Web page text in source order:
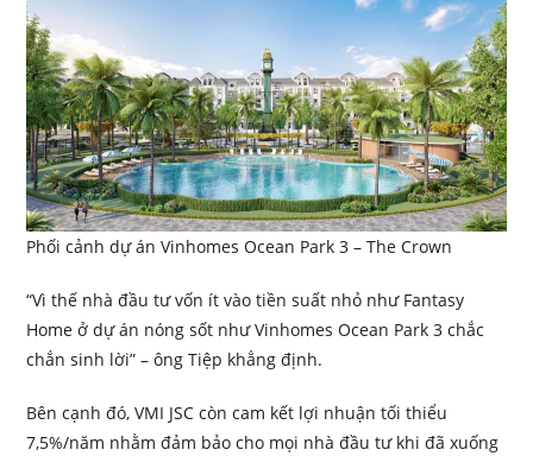
Phối cảnh dự án Vinhomes Ocean Park 3 – The Crown
“Vì thế nhà đầu tư vốn ít vào tiền suất nhỏ như Fantasy
Home ở dự án nóng sốt như Vinhomes Ocean Park 3 chắc
chắn sinh lời” – ông Tiệp khẳng định.
Bên cạnh đó, VMI JSC còn cam kết lợi nhuận tối thiểu
7,5%/năm nhằm đảm bảo cho mọi nhà đầu tư khi đã xuống